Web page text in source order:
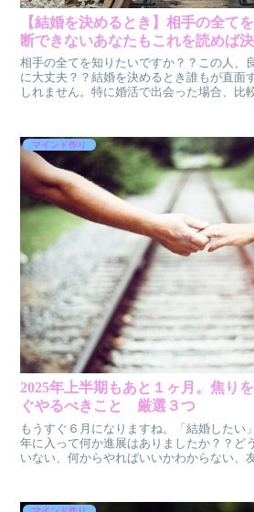
【結婚を決めるとき】相手の全て
断できないあなたもこれを読めば決
相手の全てを知りたいですか？？この人、
に大丈夫？？結婚を決めるとき誰もが直面
しれません。特に婚活で出会った場合、比
マインド作り
2025年上半期もあと１ヶ月。焦り
ぐやるべきこと 厳選３つ
もうすぐ６月になりますね。「結婚したい
年に入って何か進展はありましたか？？ど
いない、何からやればいいかわからない、